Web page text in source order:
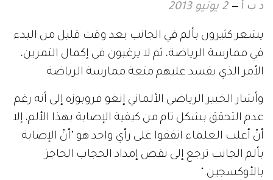
د ب أ 2 يونيو 2013
يشعر كثيرون بألم في الجانب بعد وقت قليل من البدء
في ممارسة الرياضة، ثم لا يرغبون في إكمال التمرين،
الأمر الذي يفسد عليهم متعة ممارسة الرياضة
وأشار الخبير الرياضي الألماني إنغو فروبوزه إلى أنه رغم
عدم التحقق بشكل تام من كيفية الإصابة بهذا الألم، إلا
أنّ أغلب العلماء اتفقوا على رأي واحد هو "أنّ الإصابة
بألم الجانب ترجع إلى نقص إمداد الحجاب الحاجز
بالأوكسجين."